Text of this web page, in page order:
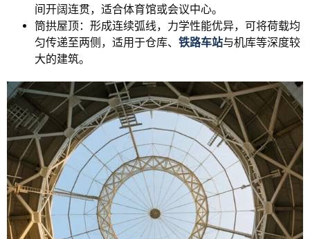
间开阔连贯，适合体育馆或会议中心。
筒拱屋顶：形成连续弧线，力学性能优异，可将荷载均
匀传递至两侧，适用于仓库、 铁路车站与机库等深度较
大的建筑。